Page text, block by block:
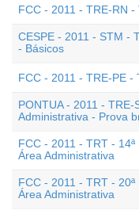
FCC - 2011 - TRE-RN
CESPE - 2011 - STM -
- Básicos
FCC - 2011 - TRE-PE -
PONTUA - 2011 -
Administrativa - Prova
FCC - 2011 - TRT -
Área Administrativa
FCC - 2011 - TRT -
Área Administrativa